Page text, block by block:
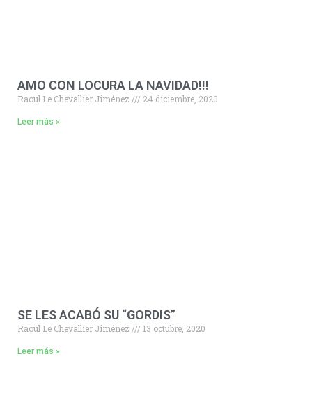
AMO CON LOCURA LA NAVIDAD!!!
Raoul Le Chevallier Jiménez 24 diciembre, 2020
Leer más »
SE LES ACABÓ SU “GORDIS”
Raoul Le Chevallier Jiménez 13 octubre, 2020
Leer más »